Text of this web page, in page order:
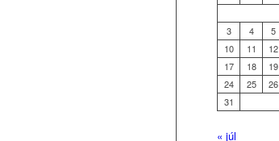
3
4 5
10
11 12
17
18 19
24
25 26
31
« júl